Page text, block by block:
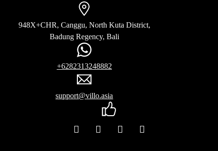
948X+CHR, Canggu, North Kuta District,
Badung Regency, Bali
+6282313248882
support@villo.asia